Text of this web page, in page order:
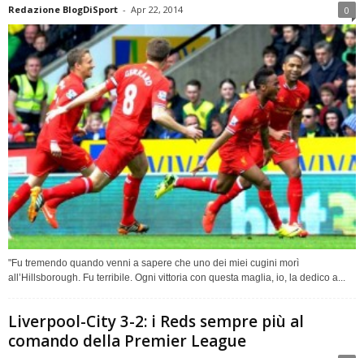
Redazione BlogDiSport - Apr 22, 2014 0
"Fu tremendo quando venni a sapere che uno dei miei cugini morì
all’Hillsborough. Fu terribile. Ogni vittoria con questa maglia, io, la dedico a...
Liverpool-City 3-2: i Reds sempre più al
comando della Premier League